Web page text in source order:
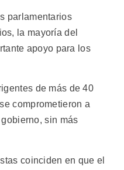
parlamentarios
la mayoría del
apoyo para los
de más de 40
comprometieron a
sin más
coinciden en que el